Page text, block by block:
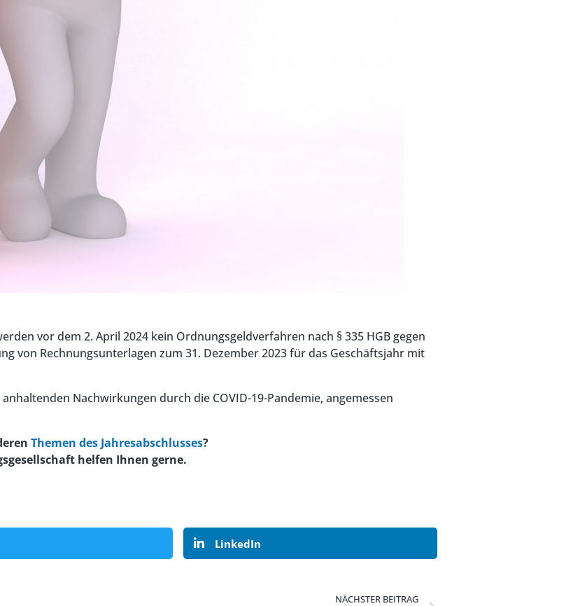
vor dem 2. April 2024 kein Ordnungsgeldverfahren nach § 335 HGB gegen
von Rechnungsunterlagen zum 31. Dezember 2023 für das Geschäftsjahr mit
Nachwirkungen durch die COVID-19-Pandemie, angemessen
Themen des Jahresabschlusses?
helfen Ihnen gerne.
LinkedIn
NÄCHSTER BEITRAG